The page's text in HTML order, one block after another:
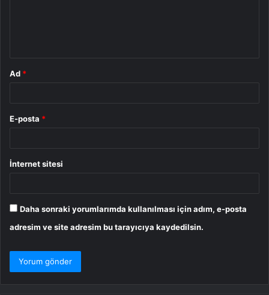
Ad *
E-posta *
İnternet sitesi
Daha sonraki yorumlarımda kullanılması için adım, e-posta
adresim ve site adresim bu tarayıcıya kaydedilsin.